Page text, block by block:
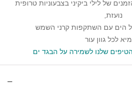
של לילי ביקיני בצבעוניות טרופית
נועזת,
הים עם השתקפות קרני השמש
לכל גוון עור
שלנו לשמירה על הבגד ים